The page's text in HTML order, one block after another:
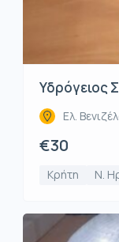
Υδρόγειος
Ελ.
€30
Κρήτη Ν.